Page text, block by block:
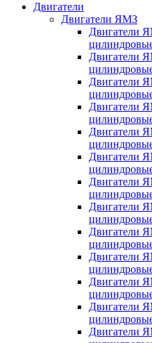
Двигатели
Двигатели ЯМЗ
Двигатели
Двигатели
Двигатели
Двигатели
Двигатели
Двигатели
Двигатели
Двигатели
Двигатели
Двигатели
Двигатели
Двигатели
Двигатели